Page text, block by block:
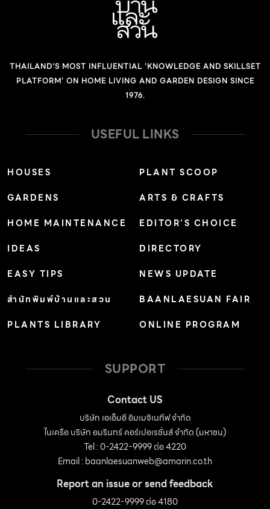
เมืองที่ยังมีความเป็นธรรมชาติ ทั้งวัฒนธรรมที่ยังมีกลิ่นอาย
ชนบทดั้งเดิม ประชากรที่ยังดำเนินชีวิตตามวิถีชาวพุธ แต่ที่น่า
ใต้ของประเทศพม่า ตั้งอยู่บนฝั่งแม่น้ำทวายด้านเหนือ และเป็น
เขตเศรษฐกิจพิเศษ เนื่องจากมีทรัพยากรธรรมชาติอุดม
สมบูรณ์ ทั้งก๊าซ แร่ธาตุ […]
THAILAND'S MOST INFLUENTIAL 'KNOWLEDGE AND SKILLSET
PLATFORM' ON HOME LIVING AND GARDEN DESIGN SINCE
1976.
USEFUL LINKS
HOUSES
GARDENS
HOME MAINTENANCE
IDEAS
EASY TIPS
สำนักพิมพ์บ้านและสวน
PLANTS LIBRARY
PLANT SCOOP
ARTS & CRAFTS
EDITOR’S CHOICE
DIRECTORY
NEWS UPDATE
BAANLAESUAN FAIR
ONLINE PROGRAM
SUPPORT
Contact US
บริษัท เอเอ็มอี อิมเมจิเนทีฟ จำกัด
ในเครือ บริษัท อมรินทร์ คอร์เปอเรชั่นส์ จำกัด (มหาชน)
Tel : 0-2422-9999 ต่อ 4220
Email :baanlaesuanweb@amarin.co.th
Report an issue or send feedback
0-2422-9999 ต่อ 4180